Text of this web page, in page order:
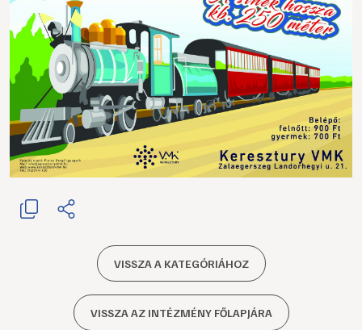
VISSZA A KATEGÓRIÁHOZ
VISSZA AZ INTÉZMÉNY FŐLAPJÁRA